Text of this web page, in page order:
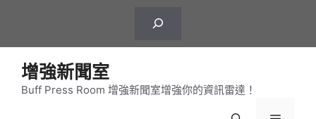
增強新聞室
Buff Press Room 增強新聞室增強你的資訊雷達！